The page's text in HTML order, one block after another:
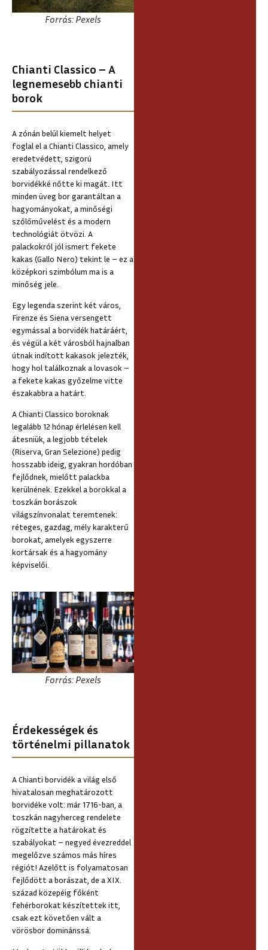
Forrás: Pexels
Chianti Classico – A
legnemesebb chianti
borok
A zónán belül kiemelt helyet
foglal el a Chianti Classico, amely
eredetvédett, szigorú
szabályozással rendelkező
borvidékké nőtte ki magát. Itt
minden üveg bor garantáltan a
hagyományokat, a minőségi
szőlőművelést és a modern
technológiát ötvözi. A
palackokról jól ismert fekete
kakas (Gallo Nero) tekint le – ez a
középkori szimbólum ma is a
minőség jele.
Egy legenda szerint két város,
Firenze és Siena versengett
egymással a borvidék határáért,
és végül a két városból hajnalban
útnak indított kakasok jelezték,
hogy hol találkoznak a lovasok –
a fekete kakas győzelme vitte
északabbra a határt.
A Chianti Classico boroknak
legalább 12 hónap érlelésen kell
átesniük, a legjobb tételek
(Riserva, Gran Selezione) pedig
hosszabb ideig, gyakran hordóban
fejlődnek, mielőtt palackba
kerülnének. Ezekkel a borokkal a
toszkán borászok
világszínvonalat teremtenek:
réteges, gazdag, mély karakterű
borokat, amelyek egyszerre
kortársak és a hagyomány
képviselői.
Forrás: Pexels
Érdekességek és
történelmi pillanatok
A Chianti borvidék a világ első
hivatalosan meghatározott
borvidéke volt: már 1716-ban, a
toszkán nagyherceg rendelete
rögzítette a határokat és
szabályokat – negyed évezreddel
megelőzve számos más híres
régiót! Azelőtt is folyamatosan
fejlődött a borászat, de a XIX.
század közepéig főként
fehérborokat készítettek itt,
csak ezt követően vált a
vörösbor dominánssá.